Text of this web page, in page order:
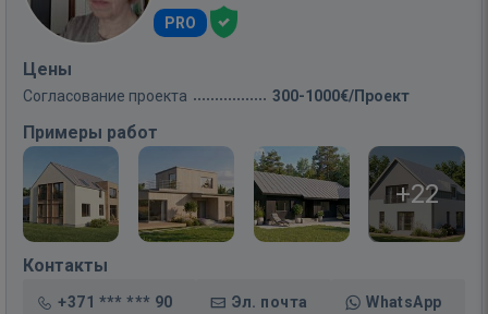
PRO
Цены
Согласование проекта 300-1000€/Проект
Примеры работ
+22
Контакты
+371 *** *** 90 Эл. почта WhatsApp